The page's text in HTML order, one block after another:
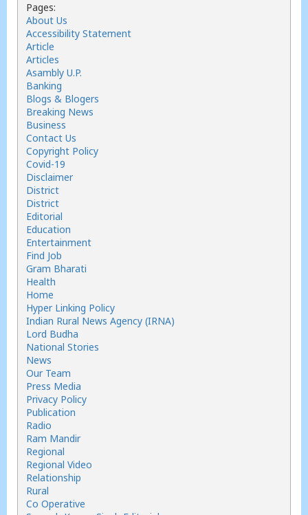
Pages:
About Us
Accessibility Statement
Article
Articles
Asambly U.P.
Banking
Blogs & Blogers
Breaking News
Business
Contact Us
Copyright Policy
Covid-19
Disclaimer
District
District
Editorial
Education
Entertainment
Find Job
Gram Bharati
Health
Home
Hyper Linking Policy
Indian Rural News Agency (IRNA)
Lord Budha
National Stories
News
Our Team
Press Media
Privacy Policy
Publication
Radio
Ram Mandir
Regional
Regional Video
Relationship
Rural
Co Operative